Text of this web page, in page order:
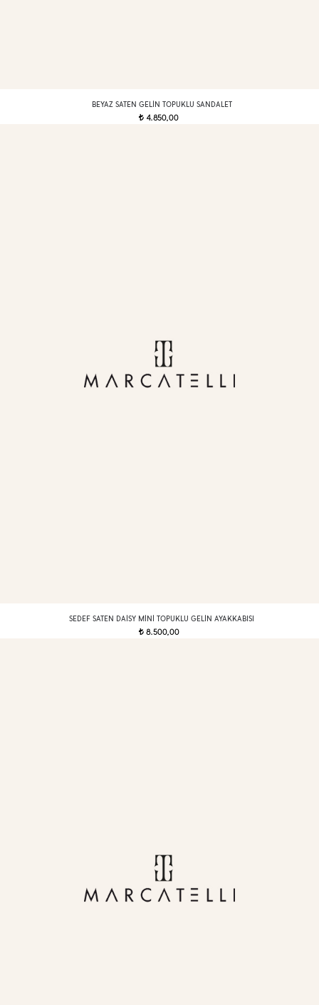
BEYAZ SATEN GELIN TOPUKLU SANDALET
t 4.850,00
SEDEF SATEN DAISY MINI TOPUKLU GELIN AYAKKABISI
t8.500,00